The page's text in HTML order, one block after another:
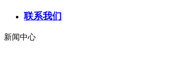
联系我们
新闻中心